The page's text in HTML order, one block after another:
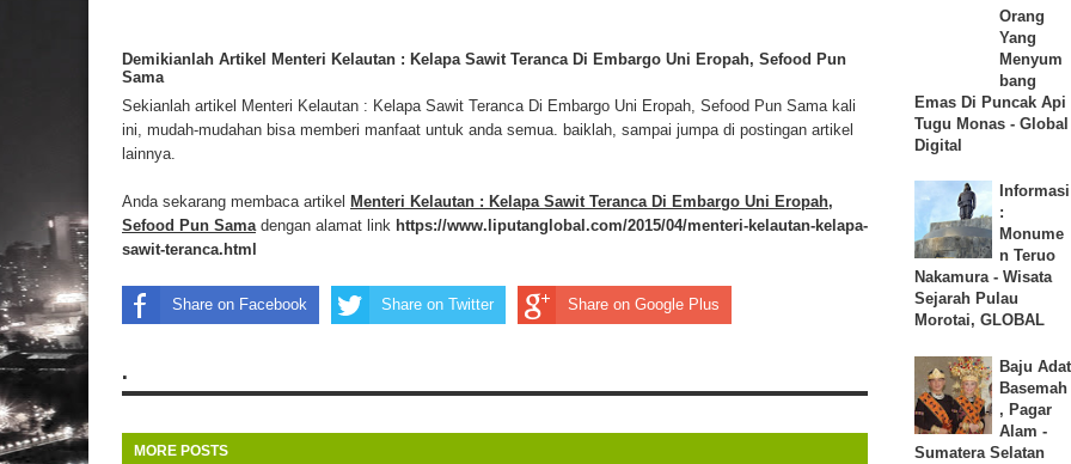
Orang
Yang
Menyum
bang
Emas Di Puncak Api
Tugu Monas - Global
Digital
Informasi
:
Monume
n Teruo
Nakamura - Wisata
Sejarah Pulau
Morotai, GLOBAL
Baju Adat
Basemah
, Pagar
Alam -
Sumatera Selatan
Demikianlah Artikel Menteri Kelautan : Kelapa Sawit Teranca Di Embargo Uni Eropah, Sefood Pun
Sama
Sekianlah artikel Menteri Kelautan : Kelapa Sawit Teranca Di Embargo Uni Eropah, Sefood Pun Sama kali
ini, mudah-mudahan bisa memberi manfaat untuk anda semua. baiklah, sampai jumpa di postingan artikel
lainnya.
Anda sekarang membaca artikel Menteri Kelautan : Kelapa Sawit Teranca Di Embargo Uni Eropah,
Sefood Pun Samadengan alamat link https://www.liputanglobal.com/2015/04/menteri-kelautan-kelapa-
sawit-teranca.html
Share on Facebook Share on Twitter Share on Google Plus
.
MORE POSTS